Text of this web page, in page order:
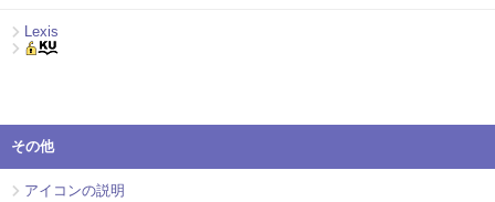
Lexis
その他
アイコンの説明